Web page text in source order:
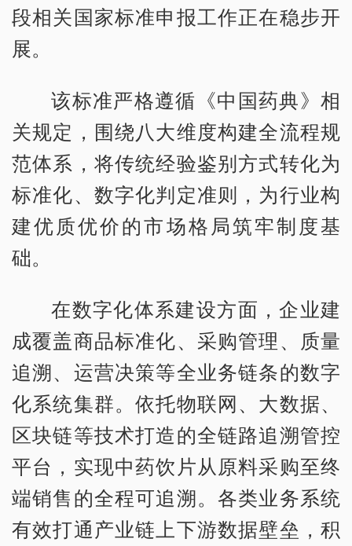
段相关国家标准申报工作正在稳步开
展。
该标准严格遵循《中国药典》相
关规定，围绕八大维度构建全流程规
范体系，将传统经验鉴别方式转化为
标准化、数字化判定准则，为行业构
建优质优价的市场格局筑牢制度基
础。
在数字化体系建设方面，企业建
成覆盖商品标准化、采购管理、质量
追溯、运营决策等全业务链条的数字
化系统集群。依托物联网、大数据、
区块链等技术打造的全链路追溯管控
平台，实现中药饮片从原料采购至终
端销售的全程可追溯。各类业务系统
有效打通产业链上下游数据壁垒，积